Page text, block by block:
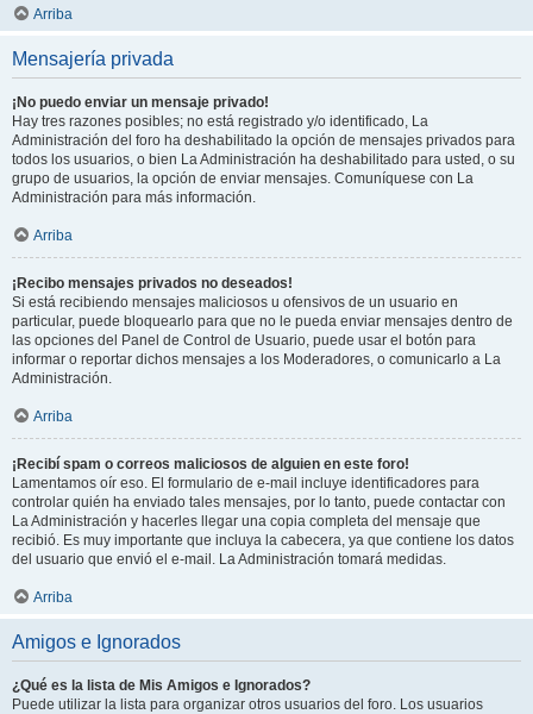
Arriba
Mensajería privada
¡No puedo enviar un mensaje privado!
Hay tres razones posibles; no está registrado y/o identificado, La
Administración del foro ha deshabilitado la opción de mensajes privados para
todos los usuarios, o bien La Administración ha deshabilitado para usted, o su
grupo de usuarios, la opción de enviar mensajes. Comuníquese con La
Administración para más información.
Arriba
¡Recibo mensajes privados no deseados!
Si está recibiendo mensajes maliciosos u ofensivos de un usuario en
particular, puede bloquearlo para que no le pueda enviar mensajes dentro de
las opciones del Panel de Control de Usuario, puede usar el botón para
informar o reportar dichos mensajes a los Moderadores, o comunicarlo a La
Administración.
Arriba
¡Recibí spam o correos maliciosos de alguien en este foro!
Lamentamos oír eso. El formulario de e-mail incluye identificadores para
controlar quién ha enviado tales mensajes, por lo tanto, puede contactar con
La Administración y hacerles llegar una copia completa del mensaje que
recibió. Es muy importante que incluya la cabecera, ya que contiene los datos
del usuario que envió el e-mail. La Administración tomará medidas.
Arriba
Amigos e Ignorados
¿Qué es la lista de Mis Amigos e Ignorados?
Puede utilizar la lista para organizar otros usuarios del foro. Los usuarios